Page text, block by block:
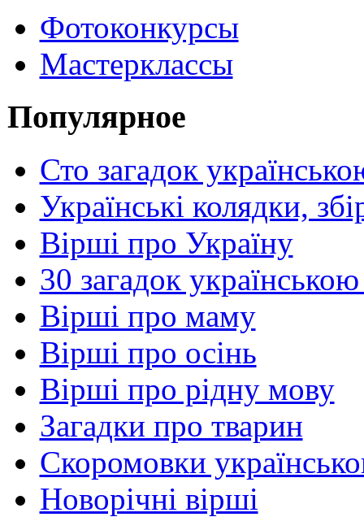
Фотоконкурсы
Мастерклассы
Популярное
Сто загадок
Українські колядки,
Вірші про Україну
30 загадок
Вірші про маму
Вірші про осінь
Вірші про рідну мову
Загадки про тварин
Скоромовки
Новорічні вірші